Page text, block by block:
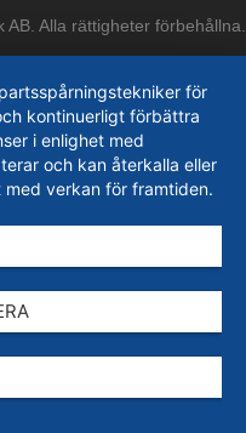
AB. Alla rättigheter förbehållna.
för
kontinuerligt förbättra
i enlighet med
och kan återkalla eller
verkan för framtiden.